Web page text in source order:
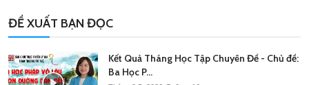
ĐỀ XUẤT BẠN ĐỌC
Kết Quả Tháng Học Tập Chuyên Đề - Chủ đề:
Ba Học P...